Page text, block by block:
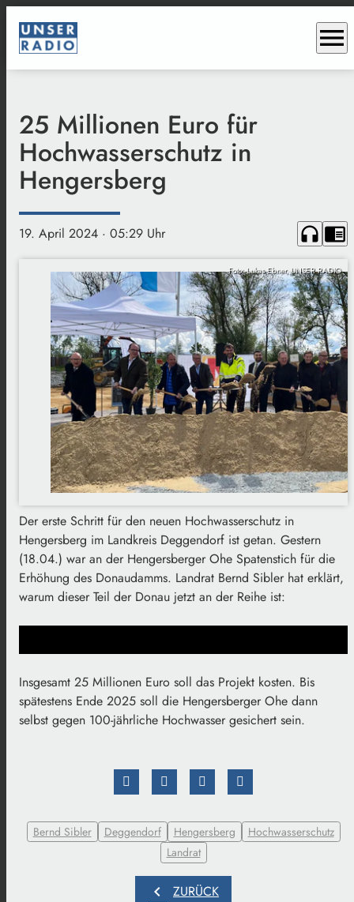
menu
25 Millionen Euro für
Hochwasserschutz in
Hengersberg
19. April 2024 · 05:29 Uhr headphones chrome_reader_mode
Foto: Lukas Ebner, UNSER RADIO
Der erste Schritt für den neuen Hochwasserschutz in
Hengersberg im Landkreis Deggendorf ist getan. Gestern
(18.04.) war an der Hengersberger Ohe Spatenstich für die
Erhöhung des Donaudamms. Landrat Bernd Sibler hat erklärt,
warum dieser Teil der Donau jetzt an der Reihe ist:
Insgesamt 25 Millionen Euro soll das Projekt kosten. Bis
spätestens Ende 2025 soll die Hengersberger Ohe dann
selbst gegen 100-jährliche Hochwasser gesichert sein.
Bernd Sibler Deggendorf Hengersberg
Hochwasserschutz
Landrat
chevron_left ZURÜCK